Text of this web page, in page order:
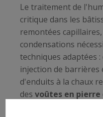
Le traitement de
critique dans les
remontées
condensations
techniques adaptées
injection de barrières
d'enduits à la chaux
des voûtes en pierre
artisanal pointu